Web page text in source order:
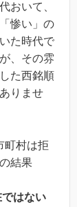
おいて、
惨い」の
た時代で
、その雰
た西銘順
りませ
町村は拒
結果
はない